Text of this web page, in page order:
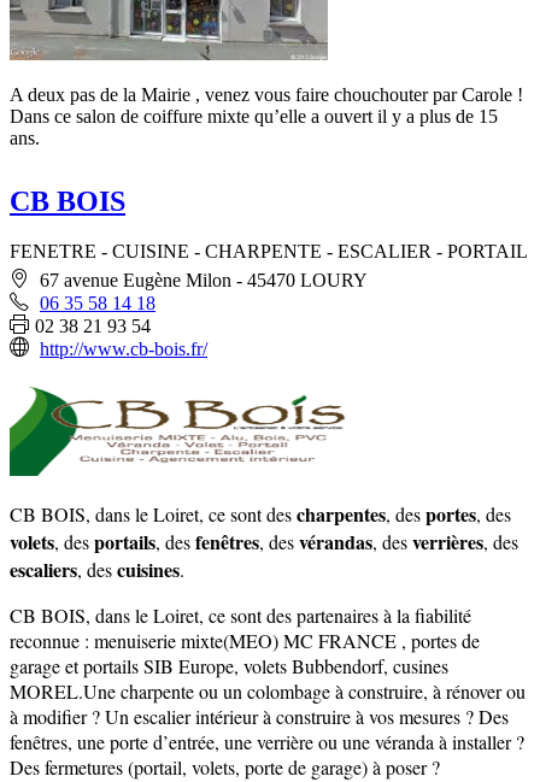
A deux pas de la Mairie , venez vous faire chouchouter par Carole !
Dans ce salon de coiffure mixte qu’elle a ouvert il y a plus de 15
ans.
CB BOIS
FENETRE - CUISINE - CHARPENTE - ESCALIER - PORTAIL
67 avenue Eugène Milon - 45470 LOURY
06 35 58 14 18
02 38 21 93 54
http://www.cb-bois.fr/
CB BOIS, dans le Loiret, ce sont descharpentes, desportes, des
volets, desportails, desfenêtres, desvérandas, desverrières, des
escaliers, descuisines.
CB BOIS, dans le Loiret, ce sont des partenaires à la fiabilité
reconnue : menuiserie mixte(MEO) MC FRANCE , portes de
garage et portails SIB Europe, volets Bubbendorf, cusines
MOREL.Une charpente ou un colombage à construire, à rénover ou
à modifier ? Un escalier intérieur à construire à vos mesures ? Des
fenêtres, une porte d’entrée, une verrière ou une véranda à installer ?
Des fermetures (portail, volets, porte de garage) à poser ?